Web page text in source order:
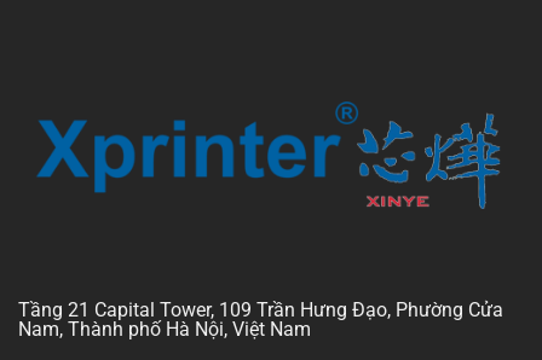
Tầng 21 Capital Tower, 109 Trần Hưng Đạo, Phường Cửa
Nam, Thành phố Hà Nội, Việt Nam